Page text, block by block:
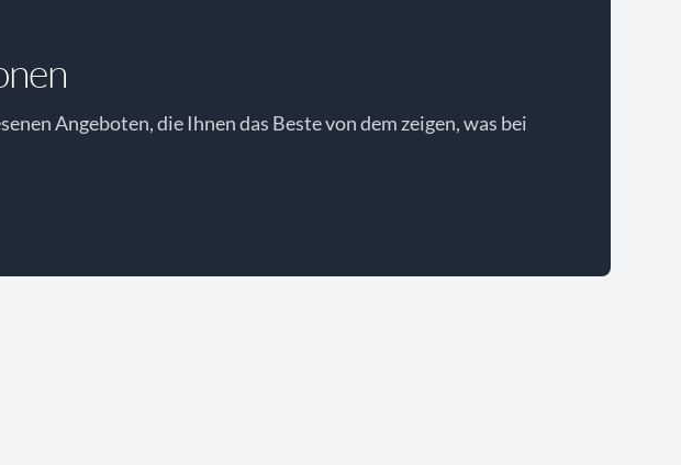
Angeboten, die Ihnen das Beste von dem zeigen, was bei